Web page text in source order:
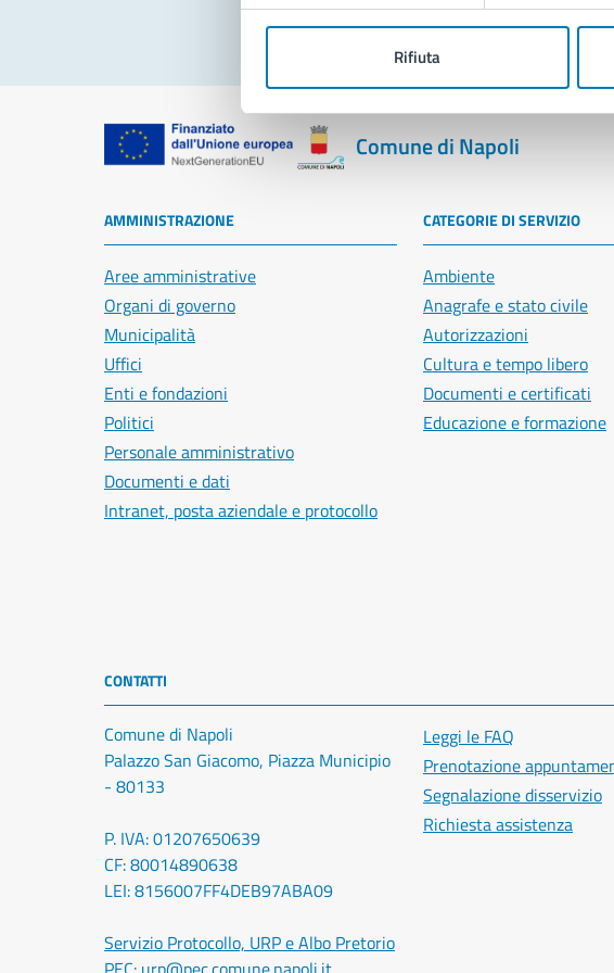
Rifiuta
Comune di Napoli
AMMINISTRAZIONE
Aree amministrative
Organi di governo
Municipalità
Uffici
Enti e fondazioni
Politici
Personale amministrativo
Documenti e dati
Intranet, posta aziendale e protocollo
CATEGORIE DI SERVIZIO
Ambiente
Anagrafe e stato civile
Autorizzazioni
Cultura e tempo libero
Documenti e certificati
Educazione e formazione
CONTATTI
Comune di Napoli
Palazzo San Giacomo, Piazza Municipio
- 80133
P. IVA: 01207650639
CF: 80014890638
LEI: 8156007FF4DEB97ABA09
Servizio Protocollo, URP e Albo Pretorio
Leggi le FAQ
Prenotazione
Segnalazione disservizio
Richiesta assistenza